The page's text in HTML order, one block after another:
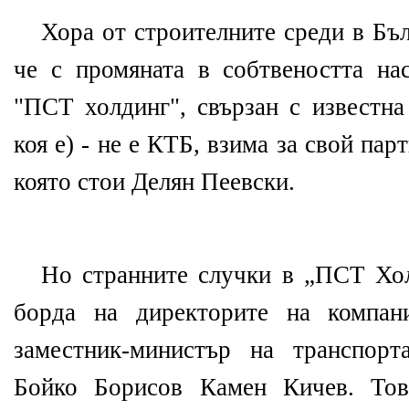
Хора от строителните среди в
че с промяната в собтвеността
"ПСТ холдинг", свързан с
коя е) - не е КТБ, взима за свой
която стои Делян Пеевски.
Но странните случки в „ПСТ
борда на директорите на
заместник-министър на
Бойко Борисов Камен Кичев.